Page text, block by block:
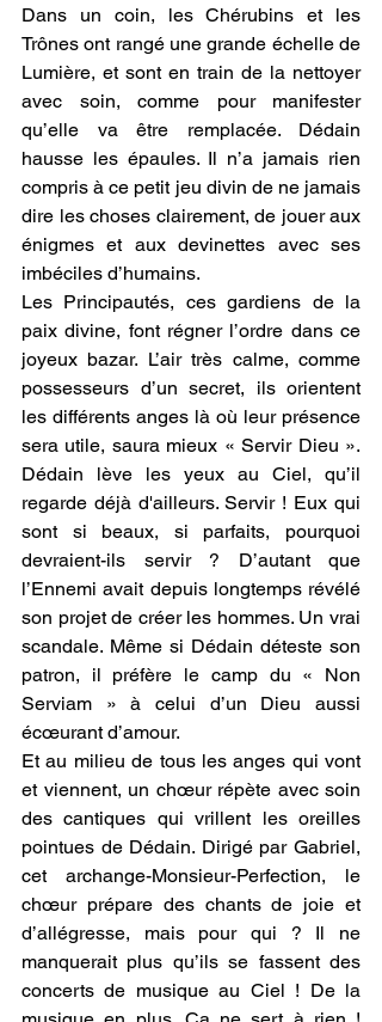
Dans un coin, les Chérubins et les
Trônes ont rangé une grande échelle de
Lumière, et sont en train de la nettoyer
avec soin, comme pour manifester
qu’elle va être remplacée. Dédain
hausse les épaules. Il n’a jamais rien
compris à ce petit jeu divin de ne jamais
dire les choses clairement, de jouer aux
énigmes et aux devinettes avec ses
imbéciles d’humains.
Les Principautés, ces gardiens de la
paix divine, font régner l’ordre dans ce
joyeux bazar. L’air très calme, comme
possesseurs d’un secret, ils orientent
les différents anges là où leur présence
sera utile, saura mieux « Servir Dieu ».
Dédain lève les yeux au Ciel, qu’il
regarde déjà d'ailleurs. Servir ! Eux qui
sont si beaux, si parfaits, pourquoi
devraient-ils servir ? D’autant que
l’Ennemi avait depuis longtemps révélé
son projet de créer les hommes. Un vrai
scandale. Même si Dédain déteste son
patron, il préfère le camp du « Non
Serviam » à celui d’un Dieu aussi
écœurant d’amour.
Et au milieu de tous les anges qui vont
et viennent, un chœur répète avec soin
des cantiques qui vrillent les oreilles
pointues de Dédain. Dirigé par Gabriel,
cet archange-Monsieur-Perfection, le
chœur prépare des chants de joie et
d’allégresse, mais pour qui ? Il ne
manquerait plus qu’ils se fassent des
concerts de musique au Ciel ! De la